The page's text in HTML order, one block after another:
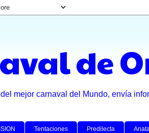
de
mejor carnaval del Mundo, envía
Tentaciones Predilecta